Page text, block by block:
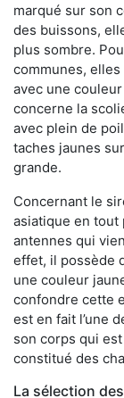
marqué sur son
des buissons,
plus sombre.
communes,
avec une
concerne la
avec plein de
taches jaunes
grande.
Concernant le
asiatique en tout
antennes qui
effet, il possède
une couleur
confondre cette
est en fait l’une
son corps qui
constitué des
La sélection